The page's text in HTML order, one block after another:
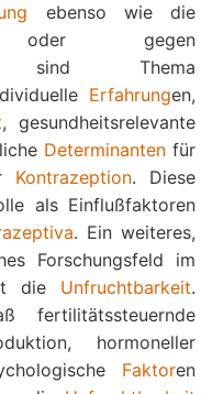
ebenso wie die
gegen
sind Thema
Erfahrungen,
, gesundheitsrelevante
Determinanten für
Kontrazeption. Diese
als Einflußfaktoren
. Ein weiteres,
Forschungsfeld im
die Unfruchtbarkeit.
fertilitätssteuernde
hormoneller
Faktoren